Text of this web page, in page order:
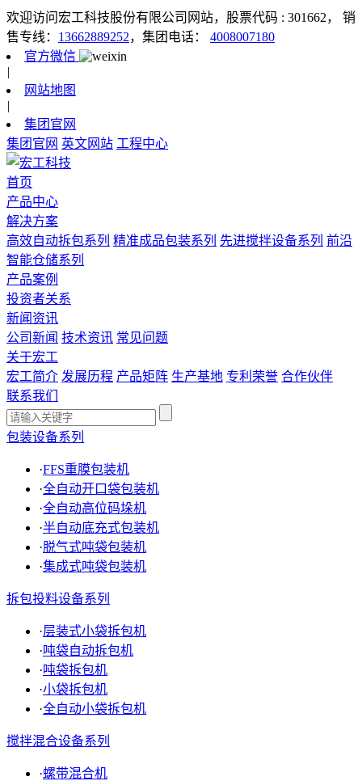
欢迎访问宏工科技股份有限公司网站，股票代码 : 301662，
销
售专线： 13662889252，集团电话： 4008007180
官方微信
|
网站地图
|
集团官网
集团官网 英文网站 工程中心
首页
产品中心
解决方案
高效自动拆包系列 精准成品包装系列 先进搅拌设备系列 前沿
智能仓储系列
产品案例
投资者关系
新闻资讯
公司新闻 技术资讯 常见问题
关于宏工
宏工简介 发展历程 产品矩阵 生产基地 专利荣誉 合作伙伴
联系我们
包装设备系列
·FFS重膜包装机
·全自动开口袋包装机
·全自动高位码垛机
·半自动底充式包装机
·脱气式吨袋包装机
·集成式吨袋包装机
拆包投料设备系列
·层装式小袋拆包机
·吨袋自动拆包机
·吨袋拆包机
·小袋拆包机
·全自动小袋拆包机
搅拌混合设备系列
·螺带混合机